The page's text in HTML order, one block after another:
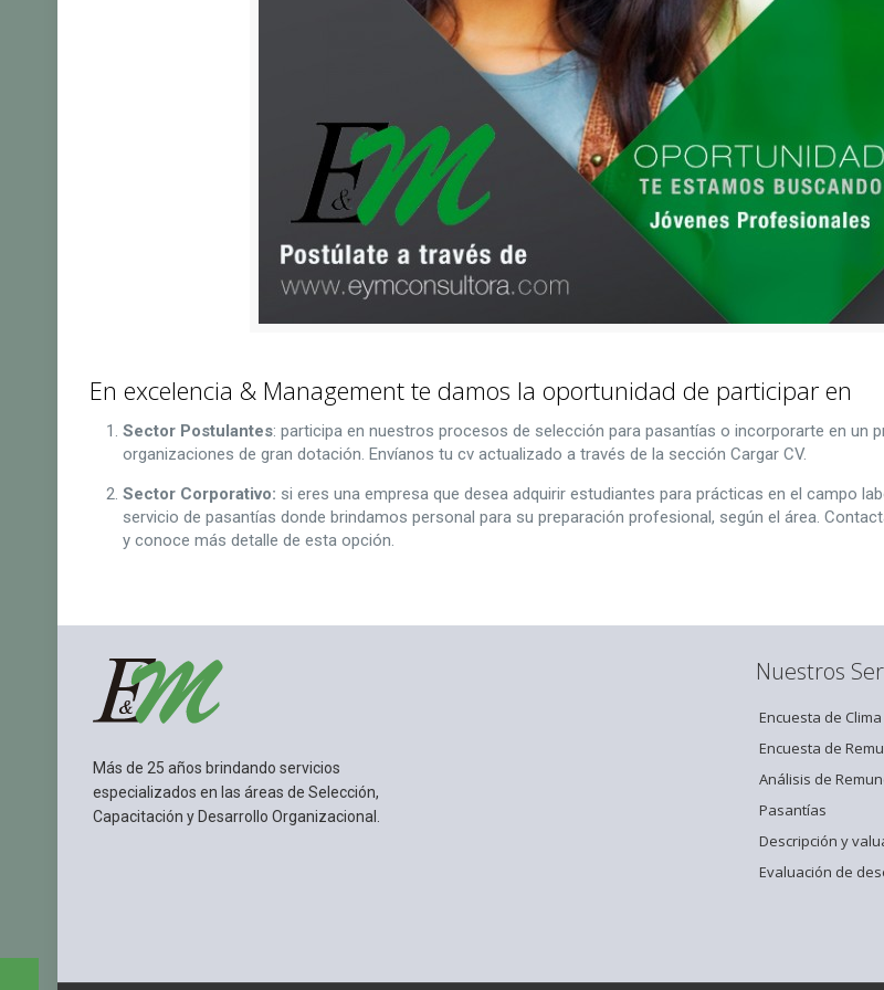
En excelencia & Management te damos la oportunidad de participar en
Sector Postulantes: participa en nuestros procesos de selección para pasantías o incorporarte en un
organizaciones de gran dotación. Envíanos tu cv actualizado a través de la sección Cargar CV.
Sector Corporativo: si eres una empresa que desea adquirir estudiantes para prácticas en el campo
servicio de pasantías donde brindamos personal para su preparación profesional, según el área.
y conoce más detalle de esta opción.
Más de 25 años brindando servicios
especializados en las áreas de Selección,
Capacitación y Desarrollo Organizacional.
Nuestros
Encuesta de
Encuesta de
Análisis de
Pasantías
Descripción y
Evaluación de